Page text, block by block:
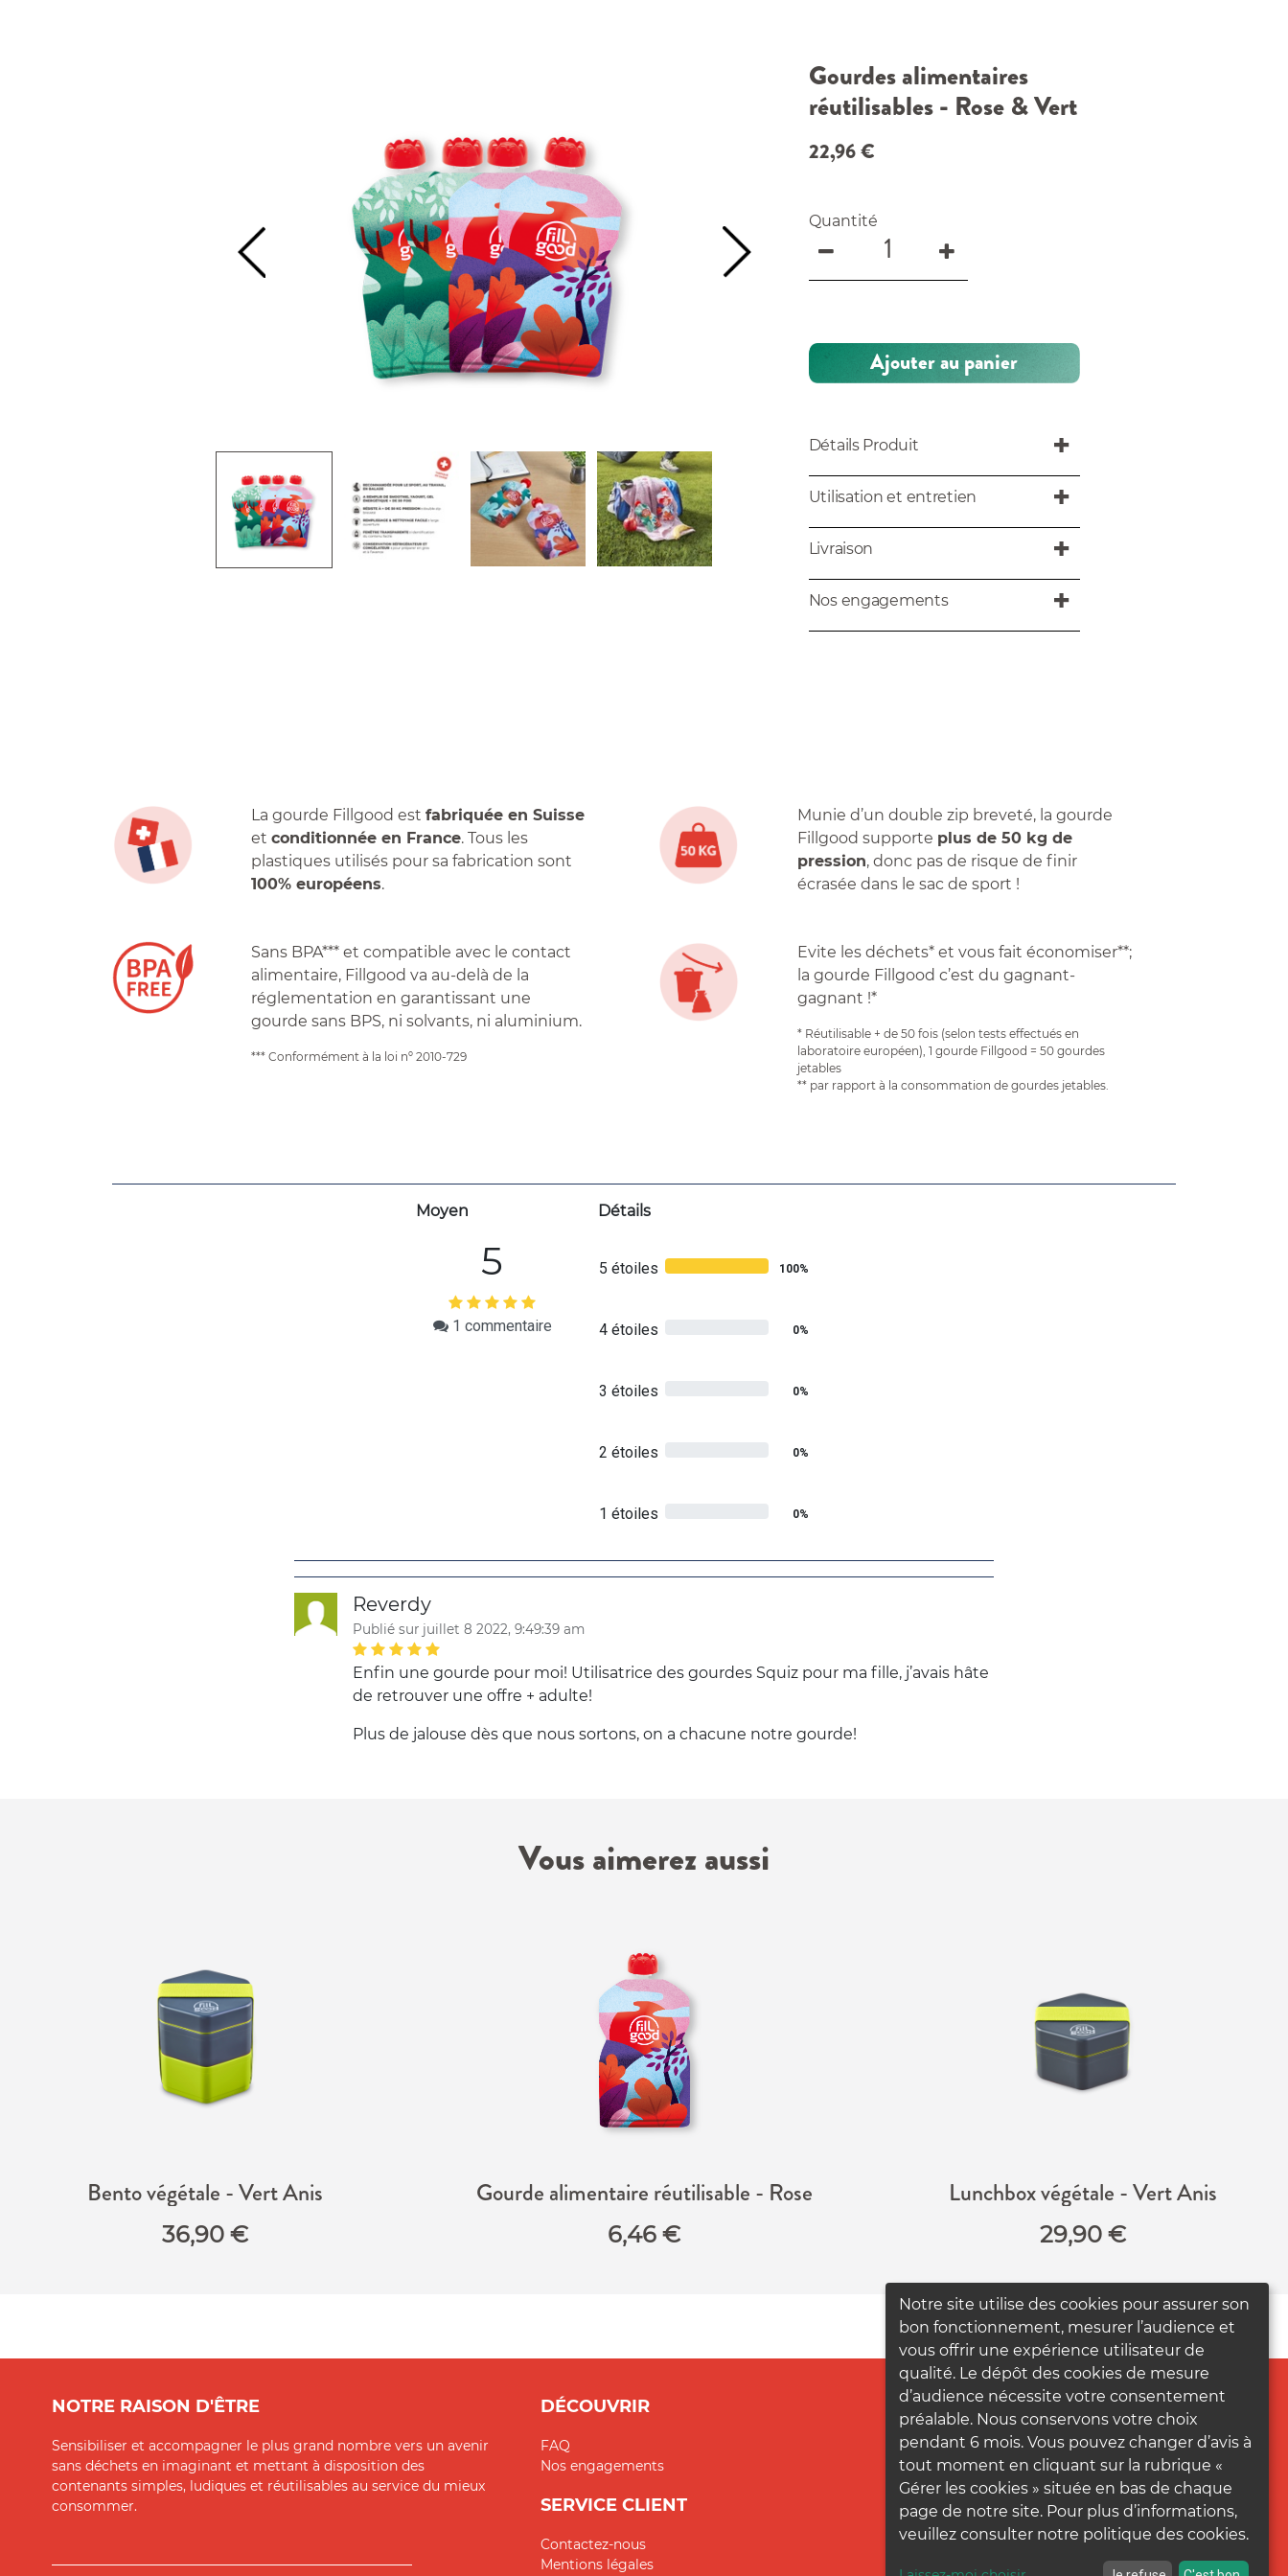
Gourdes alimentaires
réutilisables - Rose & Vert
22,96€
Quantité
Ajouter au panier
Détails Produit
Utilisation et entretien
Livraison
Nos engagements
La gourde Fillgood est fabriquée en Suisse
et conditionnée en France. Tous les
plastiques utilisés pour sa fabrication sont
100% européens.
Munie d’un double zip breveté, la gourde
Fillgood supporte plus de 50 kg de
pression, donc pas de risque de finir
écrasée dans le sac de sport !
Sans BPA*** et compatible avec le contact
alimentaire, Fillgood va au-delà de la
réglementation en garantissant une
gourde sans BPS, ni solvants, ni aluminium.
*** Conformément à la loi nº 2010-729
Evite les déchets* et vous fait économiser**;
la gourde Fillgood c’est du gagnant-
gagnant !*
* Réutilisable + de 50 fois (selon tests effectués en
laboratoire européen), 1 gourde Fillgood = 50 gourdes
jetables
** par rapport à la consommation de gourdes jetables.
Moyen
5
1 commentaire
Détails
5 étoiles 100%
4 étoiles 0%
3 étoiles 0%
2 étoiles 0%
1 étoiles 0%
Reverdy
Publié sur juillet 8 2022, 9:49:39 am
Enfin une gourde pour moi! Utilisatrice des gourdes Squiz pour ma fille, j’avais hâte
de retrouver une offre + adulte!
Plus de jalouse dès que nous sortons, on a chacune notre gourde!
Vous aimerez aussi
Bento végétale - Vert Anis
36,90 €
Gourde alimentaire réutilisable - Rose
6,46 €
Lunchbox végétale - Vert Anis
29,90 €
NOTRE RAISON D'ÊTRE
Sensibiliser et accompagner le plus grand nombre vers un avenir
sans déchets en imaginant et mettant à disposition des
contenants simples, ludiques et réutilisables au service du mieux
consommer.
DÉCOUVRIR
FAQ
Nos engagements
SERVICE CLIENT
Contactez-nous
Mentions légales
Notre site utilise des cookies pour assurer son
bon fonctionnement, mesurer l’audience et
vous offrir une expérience utilisateur de
qualité. Le dépôt des cookies de mesure
d’audience nécessite votre consentement
préalable. Nous conservons votre choix
pendant 6 mois. Vous pouvez changer d’avis à
tout moment en cliquant sur la rubrique «
Gérer les cookies » située en bas de chaque
page de notre site. Pour plus d’informations,
veuillez consulter notre politique des cookies.